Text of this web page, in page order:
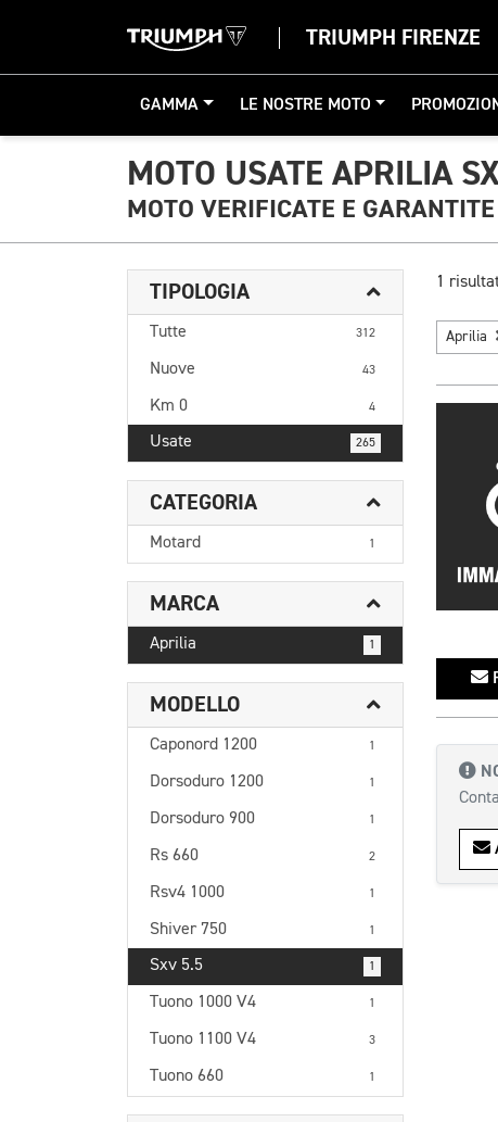
TRIUMPH FIRENZE
GAMMA LE NOSTRE MOTO
MOTO USATE APRILIA
MOTO VERIFICATE E GARANTITE
TIPOLOGIA
Tutte 312
Nuove 43
Km 0 4
Usate 265
CATEGORIA
Motard 1
MARCA
Aprilia 1
MODELLO
Caponord 1200 1
Dorsoduro 1200 1
Dorsoduro 900 1
Rs 660 2
Rsv4 1000 1
Shiver 750 1
Sxv 5.5 1
Tuono 1000 V4 1
Tuono 1100 V4 3
Tuono 660 1
1
Aprilia